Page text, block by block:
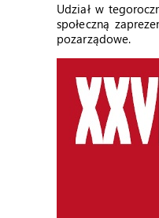
Udział w
społeczną
pozarządowe.